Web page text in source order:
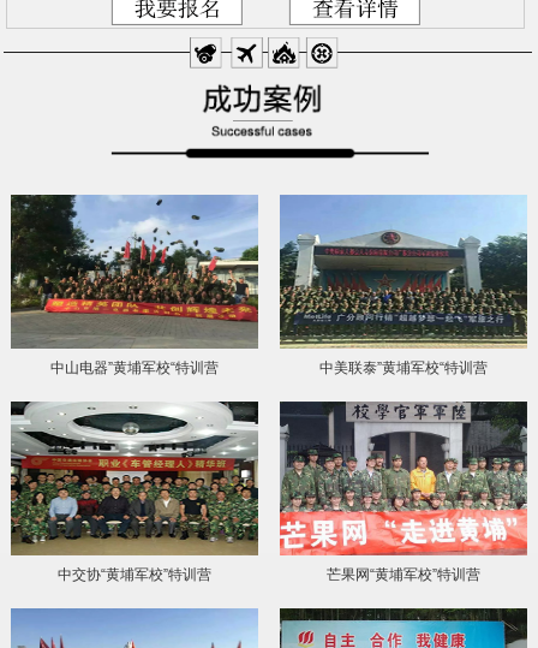
中山电器”黄埔军校“特训营 中美联泰”黄埔军校“特训营
中交协“黄埔军校”特训营 芒果网“黄埔军校”特训营